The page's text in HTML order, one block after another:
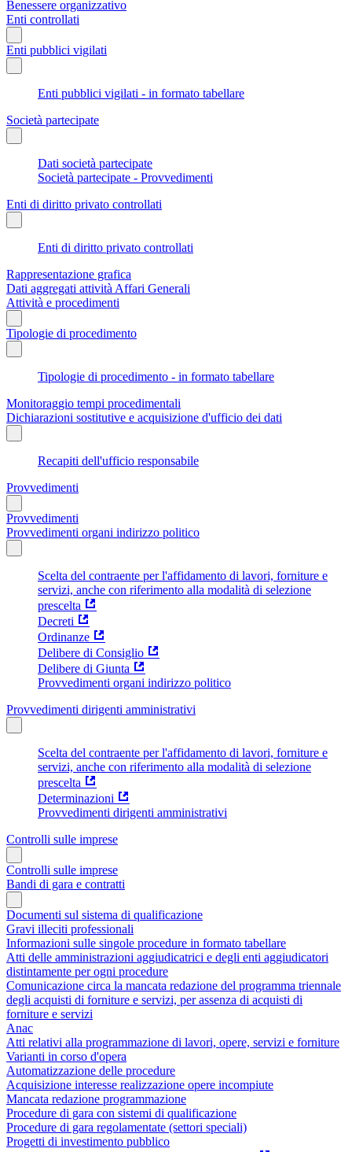
Benessere organizzativo
Enti controllati
Enti pubblici vigilati
Enti pubblici vigilati - in formato tabellare
Società partecipate
Dati società partecipate
Società partecipate - Provvedimenti
Enti di diritto privato controllati
Enti di diritto privato controllati
Rappresentazione grafica
Dati aggregati attività Affari Generali
Attività e procedimenti
Tipologie di procedimento
Tipologie di procedimento - in formato tabellare
Monitoraggio tempi procedimentali
Dichiarazioni sostitutive e acquisizione d'ufficio dei dati
Recapiti dell'ufficio responsabile
Provvedimenti
Provvedimenti
Provvedimenti organi indirizzo politico
Scelta del contraente per l'affidamento di lavori, forniture e
servizi, anche con riferimento alla modalità di selezione
prescelta
Decreti
Ordinanze
Delibere di Consiglio
Delibere di Giunta
Provvedimenti organi indirizzo politico
Provvedimenti dirigenti amministrativi
Scelta del contraente per l'affidamento di lavori, forniture e
servizi, anche con riferimento alla modalità di selezione
prescelta
Determinazioni
Provvedimenti dirigenti amministrativi
Controlli sulle imprese
Controlli sulle imprese
Bandi di gara e contratti
Documenti sul sistema di qualificazione
Gravi illeciti professionali
Informazioni sulle singole procedure in formato tabellare
Atti delle amministrazioni aggiudicatrici e degli enti aggiudicatori
distintamente per ogni procedure
Comunicazione circa la mancata redazione del programma triennale
degli acquisti di forniture e servizi, per assenza di acquisti di
forniture e servizi
Anac
Atti relativi alla programmazione di lavori, opere, servizi e forniture
Varianti in corso d'opera
Automatizzazione delle procedure
Acquisizione interesse realizzazione opere incompiute
Mancata redazione programmazione
Procedure di gara con sistemi di qualificazione
Procedure di gara regolamentate (settori speciali)
Progetti di investimento pubblico